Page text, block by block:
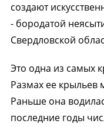
создают
- бородатой
Свердловской
Это одна из самых
Размах ее крыльев
Раньше она
последние годы